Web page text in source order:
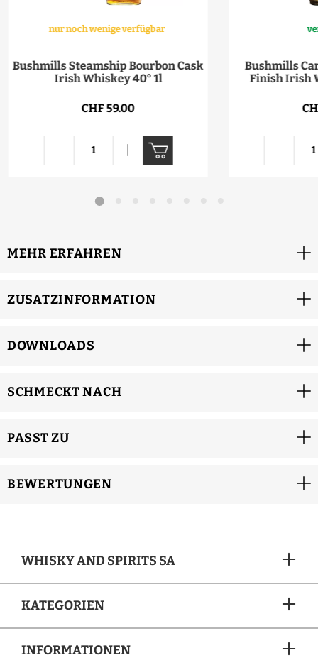
nur noch wenige verfügbar
Bushmills Steamship Bourbon Cask
Irish Whiskey 40° 1l
CHF 59.00
Bushmills
Finish Irish
MEHR ERFAHREN
ZUSATZINFORMATION
DOWNLOADS
SCHMECKT NACH
PASST ZU
BEWERTUNGEN
WHISKY AND SPIRITS SA
KATEGORIEN
INFORMATIONEN